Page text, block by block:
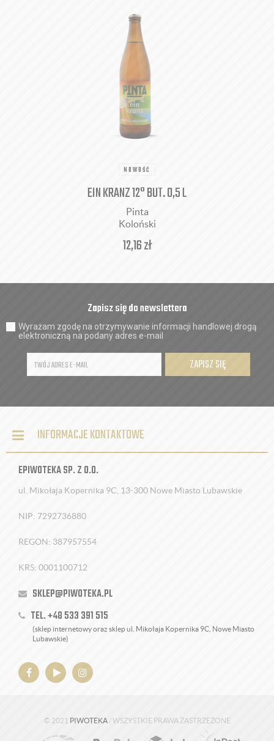
NOWOŚĆ
EIN KRANZ 12° BUT. 0,5 L
Pinta
Koloński
12,16zł
Zapisz się do newslettera
Wyrażam zgodę na otrzymywanie informacji handlowej drogą
elektroniczną na podany adres e-mail
ZAPISZ SIĘ
INFORMACJE KONTAKTOWE
EPIWOTEKA SP. Z O.O.
ul. Mikołaja Kopernika 9C, 13-300 Nowe Miasto Lubawskie
NIP: 7292736880
REGON: 387957554
KRS: 0001100712
SKLEP@PIWOTEKA.PL
TEL. +48 533 391 515
(sklep internetowy oraz sklep ul. Mikołaja Kopernika 9C, Nowe Miasto
Lubawskie)
© 2021 PIWOTEKA/ WSZYSTKIE PRAWA ZASTRZEŻONE